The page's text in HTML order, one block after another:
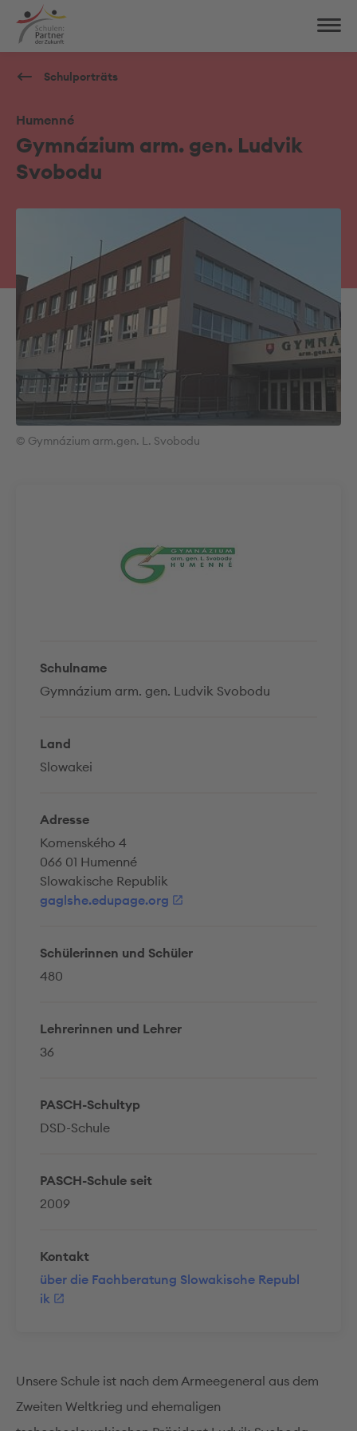
Schulporträts
Humenné
Gymnázium arm. gen. Ludvik
Svobodu
Schulname
Gymnázium arm. gen. Ludvik Svobodu
Land
Slowakei
Adresse
Komenského 4
066 01 Humenné
Slowakische Republik
gaglshe.edupage.org
Schülerinnen und Schüler
480
Lehrerinnen und Lehrer
36
PASCH-Schultyp
DSD-Schule
PASCH-Schule seit
2009
Kontakt
über die Fachberatung Slowakische Republ
ik
© Gymnázium arm.gen. L. Svobodu
Unsere Schule ist nach dem Armeegeneral aus dem
Zweiten Weltkrieg und ehemaligen